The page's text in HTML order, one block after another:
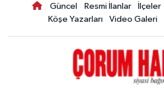
Güncel Resmi İlanlar İlçeler
Köşe Yazarları
Video Galeri